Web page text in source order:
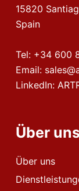
15820
Spain
Tel: +34 600
Email:
LinkedIn:
Über uns
Über uns